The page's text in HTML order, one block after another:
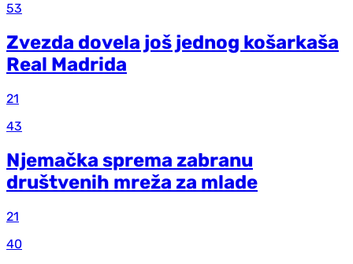
53
Zvezda dovela još jednog košarkaša
Real Madrida
21
43
Njemačka sprema zabranu
društvenih mreža za mlade
21
40